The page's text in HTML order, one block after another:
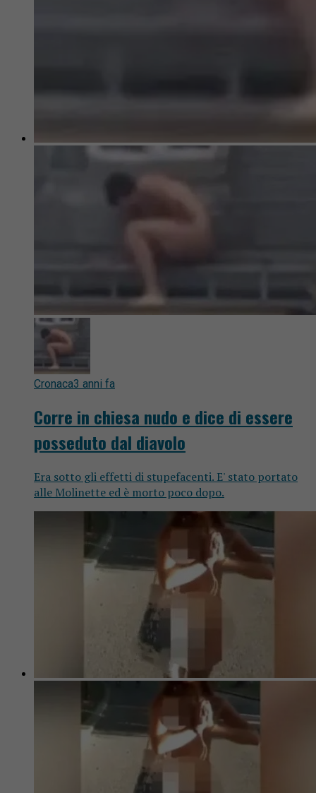
Cronaca3 anni fa
Corre in chiesa nudo e dice di essere
posseduto dal diavolo
Era sotto gli effetti di stupefacenti. E' stato portato
alle Molinette ed è morto poco dopo.